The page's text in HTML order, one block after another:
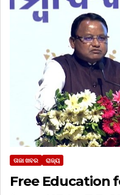
ତାଜା ଖବର ରାଜ୍ୟ
Free Education